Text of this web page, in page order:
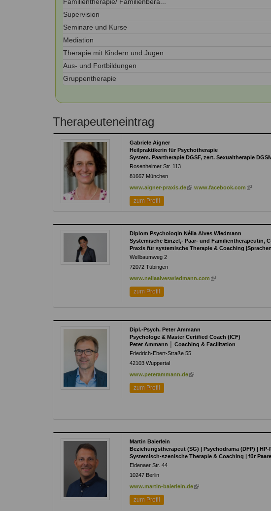
Angebot
Therapeutenliste
nach
Methode
Therapeutenliste
nach
Kontakt
Supervision
Seminare und Kurse
Mediation
Therapie mit Kindern und Jugen...
Aus- und Fortbildungen
Gruppentherapie
Therapeuteneintrag
Gabriele Aigner
Heilpraktikerin für Psychotherapie
System. Paartherapie DGSF, zert. Sexualtherapie
Rosenheimer Str. 113
81667 München
www.aigner-praxis.de (linkwww.facebook.com (link
zum Profil
Diplom Psychologin Nélia Alves Wiedmann
Systemische Einzel,- Paar- und Familientherapeutin,
Praxis für systemische Therapie & Coaching
Wellbaumweg 2
72072 Tübingen
www.neliaalveswiedmann.com (link
zum Profil
Dipl.-Psych. Peter Ammann
Psychologe & Master Certified Coach (ICF)
Peter Ammann │ Coaching & Facilitation
Friedrich-Ebert-Straße 55
42103 Wuppertal
www.peterammann.de (link
zum Profil
Martin Baierlein
Beziehungstherapeut (SG) | Psychodrama (DFP) | HP-
Systemisch-szenische Therapie & Coaching | für
Eldenaer Str. 44
10247 Berlin
www.martin-baierlein.de (link
zum Profil